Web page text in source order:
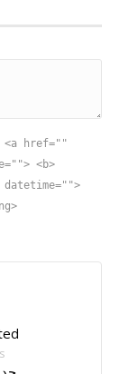
<a href=""
<b>